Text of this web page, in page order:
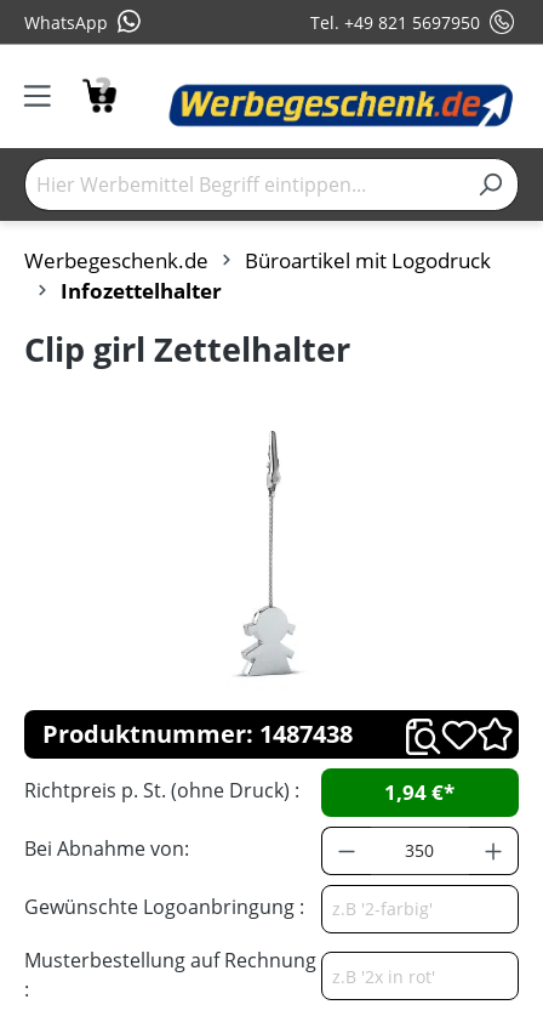
WhatsApp Tel. +49 821 5697950
Werbegeschenk.de
Büroartikel mit Logodruck
Infozettelhalter
Clip girl Zettelhalter
Produktnummer: 1487438
Richtpreis p. St. (ohne Druck) : 1,94 €*
Bei Abnahme von:
Gewünschte Logoanbringung :
Musterbestellung auf Rechnung
: